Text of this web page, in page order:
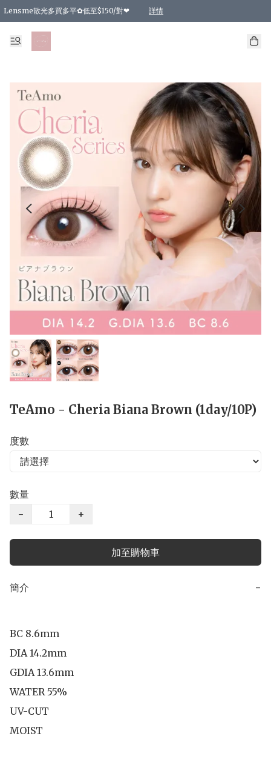
Lensme散光多買多平✿低至$150/對❤ 詳情
台灣Karacon⁩✧日拋 特價清貨❁⃘
日本韓國多款日/月拋現貨☼ 特價❤︎數量有限 售完即止
🇰🇷韓國多款月拋現貨 特價兩對$99✿數量有限 售完即止♫
精選商品，任選買2件或以上9 折；買4件或以上85 折；買6件或以上8 折
精選商品，任選買2件HKD 140.00；買4件HKD 260.00
精選商品，任選買2件HKD 190.00；買4件HKD 360.00
精選商品，任選買2件HKD 110.00；買4件HKD 180.00
精選商品，任選買2件HKD 170.00；買4件HKD 320.00
精選商品，任選買2件或以上減HKD 148.00
精選商品，任選買2件或以上減HKD 148.00
精選商品，任選買2件或以上95 折；買4件或以上9 折；買6件或以上85 折；買8件
精選商品，任選買12件或以上87 折
精選商品，任選買2件或以上減HKD 16.00；買4件或以上減HKD 32.00；買6
精選商品，任選買2件或以上95 折；買4件或以上9 折；買8件或以上85 折；買12
購物滿 HKD 800.00即享免運費優惠！（適用於 特定的送貨方式 )
TeAmo - Cheria Biana Brown (1day/10P)
度數
數量
−
+
加至購物車
簡介 −
BC 8.6mm
DIA 14.2mm
GDIA 13.6mm
WATER 55%
UV-CUT